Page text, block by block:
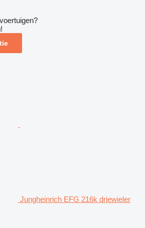
Jungheinrich EFG 216k driewieler